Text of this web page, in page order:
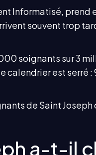
Informatisé, prend
souvent trop
soignants sur 3
calendrier est serré
de Saint
a-t-il